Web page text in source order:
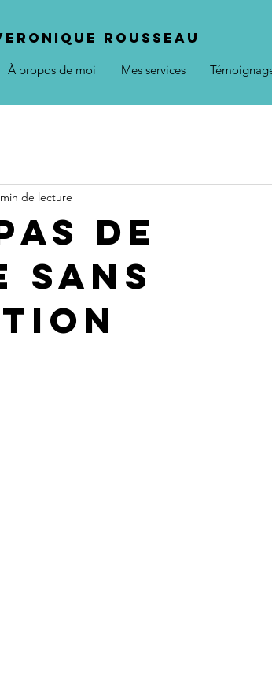
ROUSSEAU
À propos de moi Mes services
de
sans
de lecture